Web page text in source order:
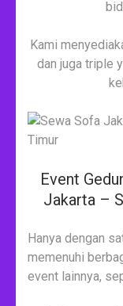
Kami
dan juga triple
Event
Jakarta –
Hanya dengan
memenuhi
event lainnya,